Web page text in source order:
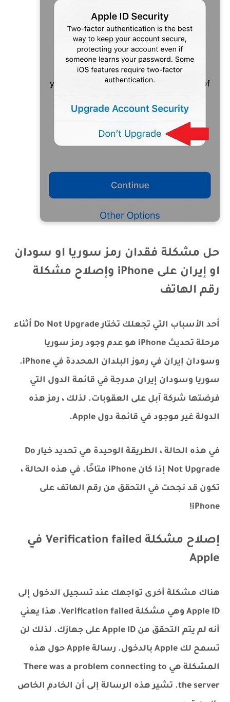
حل مشكلة فقدان رمز سوريا او سودان
او إيران على iPhone وإصلاح مشكلة
رقم الهاتف
أحد الأسباب التي تجعلك تختار Do Not Upgrade أثناء
مرحلة تحديث iPhone هو عدم وجود رمز سوريا
وسودان إيران في رموز البلدان المحددة في iPhone.
سوريا وسودان إيران مدرجة في قائمة الدول التي
فرضتها شركة آبل على العقوبات. لذلك ، رمز هذه
الدولة غير موجود في قائمة دول Apple.
في هذه الحالة ، الطريقة الوحيدة هي تحديد خيار Do
Not Upgrade إذا كان iPhone متاحًا. في هذه الحالة ،
تكون قد نجحت في التحقق من رقم الهاتف على
iPhone!
إصلاح مشكلة Verification failed في
Apple
هناك مشكلة أخرى تواجهك عند تسجيل الدخول إلى
Apple ID وهي مشكلة Verification failed. هذا يعني
أنه لم يتم التحقق من Apple ID على جهازك. لذلك لن
تسمح لك Apple بالدخول. رسالة Apple حول هذه
المشكلة هي There was a problem connecting to
the server. تشير هذه الرسالة إلى أن الخادم الخاص